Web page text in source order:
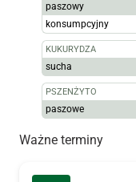
paszowy
konsumpcyjny
KUKURYDZA
sucha
PSZENŻYTO
paszowe
Ważne terminy